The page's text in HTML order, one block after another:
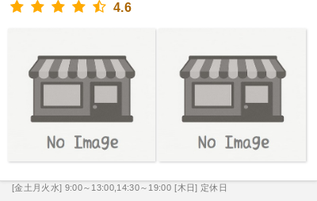
4.6
[金土月火水] 9:00～13:00,14:30～19:00 [木日] 定休日